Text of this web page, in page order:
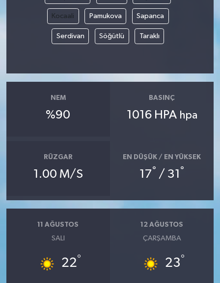
Kocaali Pamukova Sapanca
Serdivan Söğütlü Taraklı
NEM
%90
BASINÇ
1016 HPA hpa
RÜZGAR
1.00 M/S
EN DÜŞÜK / EN YÜKSEK
17° / 31 °
11 AĞUSTOS
SALI
22°
12 AĞUSTOS
ÇARŞAMBA
23°